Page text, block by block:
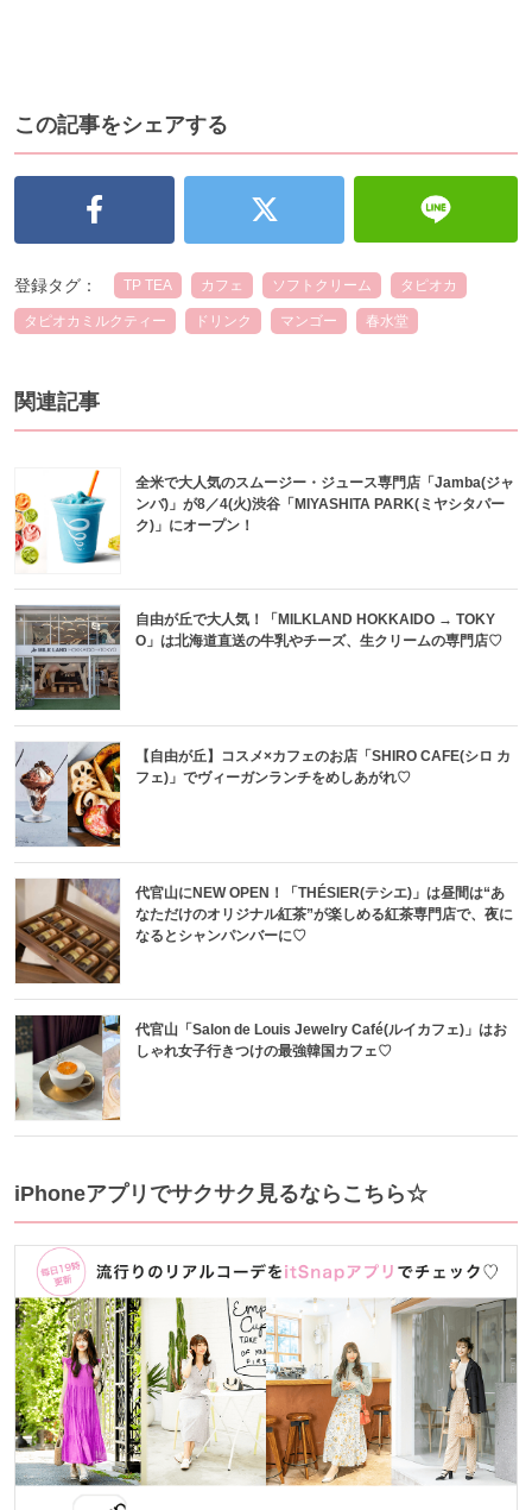
この記事をシェアする
登録タグ： TP TEA カフェ ソフトクリーム タピオカ
タピオカミルクティー ドリンク マンゴー 春水堂
関連記事
全米で大人気のスムージー・ジュース専門店「Jamba(ジャ
ンバ)」が8／4(火)渋谷「MIYASHITA PARK(ミヤシタパー
ク)」にオープン！
自由が丘で大人気！「MILKLAND HOKKAIDO → TOKY
O」は北海道直送の牛乳やチーズ、生クリームの専門店♡
【自由が丘】コスメ×カフェのお店「SHIRO CAFE(シロ カ
フェ)」でヴィーガンランチをめしあがれ♡
代官山にNEW OPEN！「THÉSIER(テシエ)」は昼間は“あ
なただけのオリジナル紅茶”が楽しめる紅茶専門店で、夜に
なるとシャンパンバーに♡
代官山「Salon de Louis Jewelry Café(ルイカフェ)」はお
しゃれ女子行きつけの最強韓国カフェ♡
iPhoneアプリでサクサク見るならこちら☆